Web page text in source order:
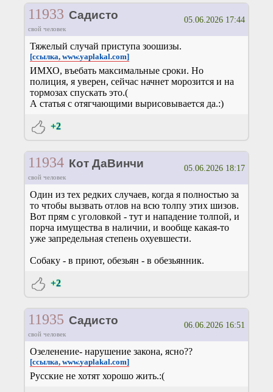
11933 Садисто
свой человек
05.06.2026 17:44
Тяжелый случай приступа зоошизы.
[ссылка, www.yaplakal.com]
ИМХО, въебать максимальные сроки. Но
полиция, я уверен, сейчас начнет морозится и на
тормозах спускать это.(
А статья с отягчающими вырисовывается да.:)
+2
11934 Кот ДаВинчи
свой человек
05.06.2026 18:17
Один из тех редких случаев, когда я полностью за
то чтобы вызвать отлов на всю толпу этих шизов.
Вот прям с уголовкой - тут и нападение толпой, и
порча имущества в наличии, и вообще какая-то
уже запредельная степень охуевшести.
Собаку - в приют, обезьян - в обезьянник.
+2
11935 Садисто
свой человек
06.06.2026 16:51
Озеленение- нарушение закона, ясно??
[ссылка, www.yaplakal.com]
Русские не хотят хорошо жить.:(